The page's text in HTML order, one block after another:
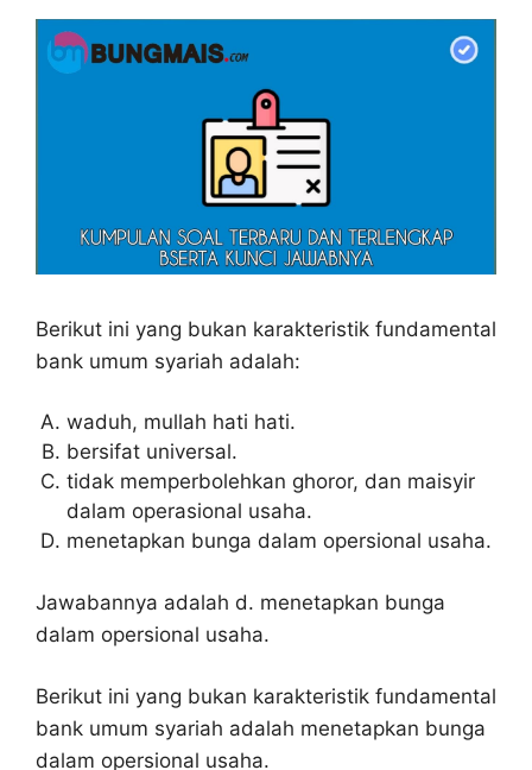
Berikut ini yang bukan karakteristik fundamental
bank umum syariah adalah:
waduh, mullah hati hati.
bersifat universal.
tidak memperbolehkan ghoror, dan maisyir
dalam operasional usaha.
menetapkan bunga dalam opersional usaha.
Jawabannya adalah d. menetapkan bunga
dalam opersional usaha.
Berikut ini yang bukan karakteristik fundamental
bank umum syariah adalah menetapkan bunga
dalam opersional usaha.